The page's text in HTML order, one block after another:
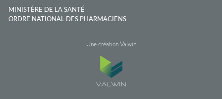
MINISTÈRE DE LA SANTÉ
ORDRE NATIONAL DES PHARMACIENS
Une création Valwin